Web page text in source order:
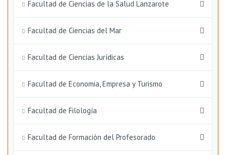
Facultad de Ciencias de la Salud Lanzarote
Facultad de Ciencias del Mar
Facultad de Ciencias Jurídicas
Facultad de Economia, Empresa y Turismo
Facultad de Filología
Facultad de Formación del Profesorado